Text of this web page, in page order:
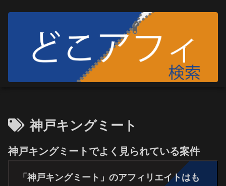
神戸キングミート
神戸キングミートでよく見られている案件
「神戸キングミート」のアフィリエイトはも